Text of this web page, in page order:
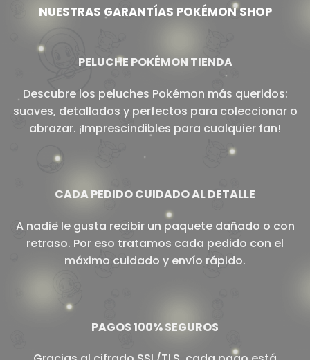
NUESTRAS GARANTÍAS POKÉMON SHOP
PELUCHE POKÉMON TIENDA
Descubre los peluches Pokémon más queridos:
suaves, detallados y perfectos para coleccionar o
abrazar. ¡Imprescindibles para cualquier fan!
CADA PEDIDO CUIDADO AL DETALLE
A nadie le gusta recibir un paquete dañado o con
retraso. Por eso tratamos cada pedido con el
máximo cuidado y envío rápido.
PAGOS 100% SEGUROS